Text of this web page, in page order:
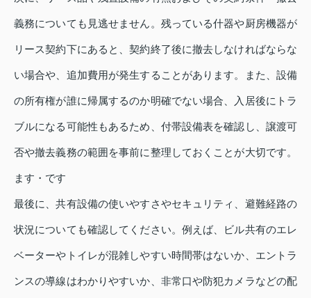
義務についても見逃せません。残っている什器や厨房機器が
リース契約下にあると、契約終了後に撤去しなければならな
い場合や、追加費用が発生することがあります。また、設備
の所有権が誰に帰属するのか明確でない場合、入居後にトラ
ブルになる可能性もあるため、付帯設備表を確認し、譲渡可
否や撤去義務の範囲を事前に整理しておくことが大切です。
ます・です
最後に、共有設備の使いやすさやセキュリティ、避難経路の
状況についても確認してください。例えば、ビル共有のエレ
ベーターやトイレが混雑しやすい時間帯はないか、エントラ
ンスの導線はわかりやすいか、非常口や防犯カメラなどの配